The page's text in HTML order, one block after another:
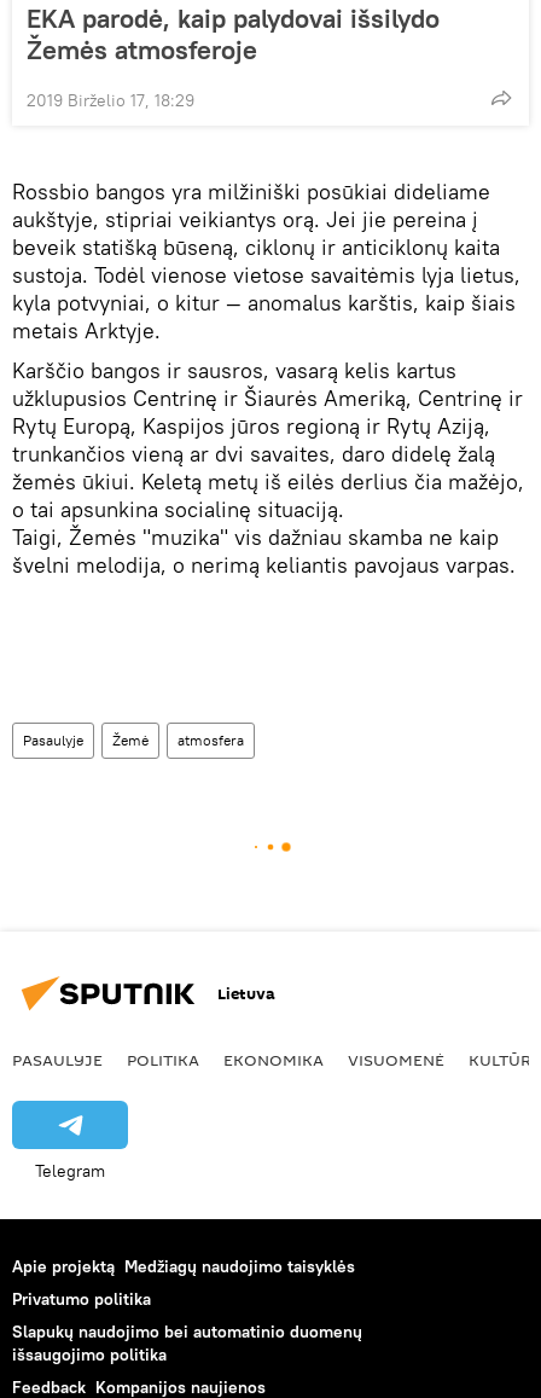
EKA parodė, kaip palydovai išsilydo
Žemės atmosferoje
2019 Birželio 17, 18:29
Rossbio bangos yra milžiniški posūkiai dideliame
aukštyje, stipriai veikiantys orą. Jei jie pereina į
beveik statišką būseną, ciklonų ir anticiklonų kaita
sustoja. Todėl vienose vietose savaitėmis lyja lietus,
kyla potvyniai, o kitur — anomalus karštis, kaip šiais
metais Arktyje.
Karščio bangos ir sausros, vasarą kelis kartus
užklupusios Centrinę ir Šiaurės Ameriką, Centrinę ir
Rytų Europą, Kaspijos jūros regioną ir Rytų Aziją,
trunkančios vieną ar dvi savaites, daro didelę žalą
žemės ūkiui. Keletą metų iš eilės derlius čia mažėjo,
o tai apsunkina socialinę situaciją.
Taigi, Žemės "muzika" vis dažniau skamba ne kaip
švelni melodija, o nerimą keliantis pavojaus varpas.
Pasaulyje Žemė atmosfera
Lietuva
PASAULYJE POLITIKA EKONOMIKA VISUOMENĖ KULTŪRA
Telegram
Apie projektą Medžiagų naudojimo taisyklės
Privatumo politika
Slapukų naudojimo bei automatinio duomenų
išsaugojimo politika
Feedback Kompanijos naujienos